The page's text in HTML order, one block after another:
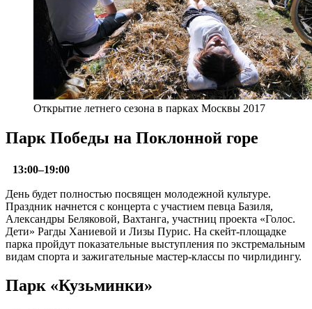
Открытие летнего сезона в парках Москвы 2017
Парк Победы на Поклонной горе
13:00–19:00
День будет полностью посвящен молодежной культуре.
Праздник начнется с концерта с участием певца Базиля,
Александры Беляковой, Вахтанга, участниц проекта «Голос.
Дети» Рагды Ханиевой и Лизы Пурис. На скейт-площадке
парка пройдут показательные выступления по экстремальным
видам спорта и зажигательные мастер-классы по чирлидингу.
Парк «Кузьминки»